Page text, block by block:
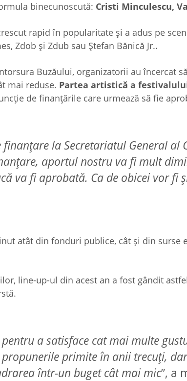
binecunoscută: Cristi Minculescu,
rapid în popularitate și a adus pe
Zdob și Zdub sau Ștefan Bănică Jr..
Buzăului, organizatorii au încercat
mai reduse. Partea artistică a
de finanțările care urmează să fie
finanțare la Secretariatul General al
aportul nostru va fi mult
va fi aprobată. Ca de obicei vor fi
atât din fonduri publice, cât și din surse
line-up-ul din acest an a fost gândit
a satisface cat mai multe
primite în anii trecuți,
într-un buget cât mai mic”, a